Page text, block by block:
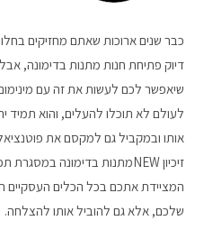
כבר שנים ארוכות שאתם מחזיקים
דיוק פתיחת חנות מתנות בדימונה,
שיאפשר לכם לעשות את זה עם
לעולם לא תוכלו להעלים, והוא תמיד
אותו ובמקביל גם למקסם את
המציידת אתכם בכל הכלים העסקיים
שלכם, אלא גם להוביל אותו להצלחה.